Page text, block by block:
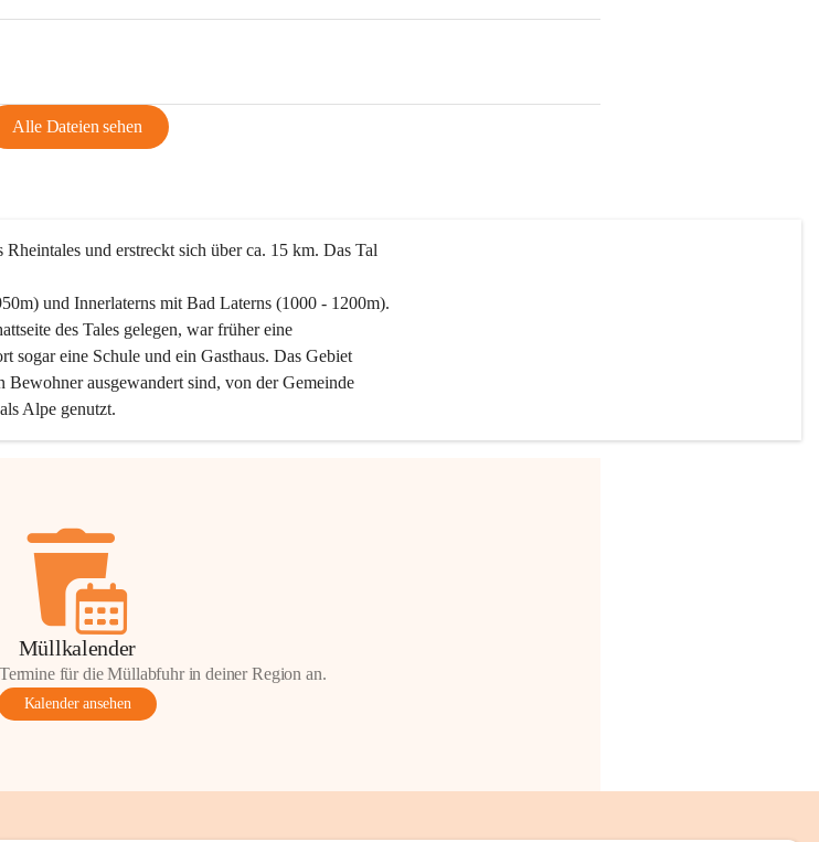
Alle Dateien sehen
Rheintales und erstreckt sich über ca. 15 km. Das Tal
und Innerlaterns mit Bad Laterns (1000 - 1200m).
des Tales gelegen, war früher eine
sogar eine Schule und ein Gasthaus. Das Gebiet
Bewohner ausgewandert sind, von der Gemeinde
Alpe genutzt.
Müllkalender
für die Müllabfuhr in deiner Region an.
Kalender ansehen